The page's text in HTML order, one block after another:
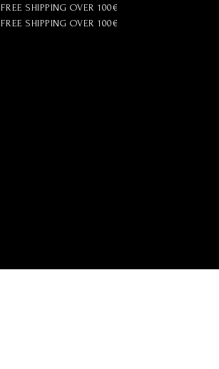
FREE SHIPPING OVER 100€
FREE SHIPPING OVER 100€